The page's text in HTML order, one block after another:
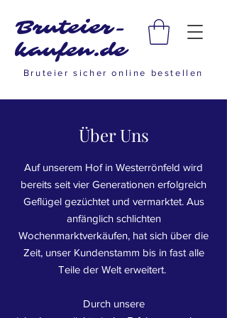
Bruteier-
kaufen.de
Bruteier sicher online bestellen
Über Uns
Auf unserem Hof in Westerrönfeld wird
bereits seit vier Generationen erfolgreich
Geflügel gezüchtet und vermarktet. Aus
anfänglich schlichten
Wochenmarktverkäufen, hat sich über die
Zeit, unser Kundenstamm bis in fast alle
Teile der Welt erweitert.
Durch unsere